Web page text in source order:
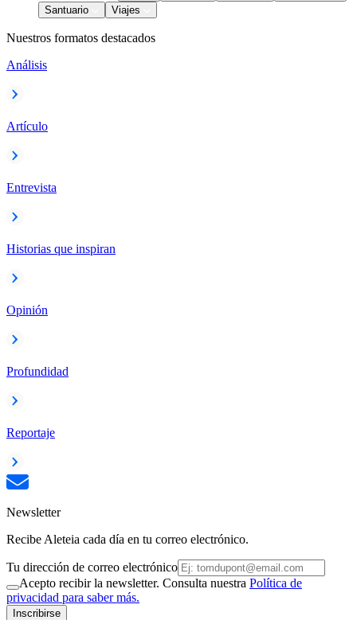
Santuario
Viajes
Nuestros formatos destacados
Análisis
Artículo
Entrevista
Historias que inspiran
Opinión
Profundidad
Reportaje
Newsletter
Recibe Aleteia cada día en tu correo electrónico.
Tu dirección de correo electrónico
Acepto recibir la newsletter. Consulta nuestra Política de
privacidad para saber más.
Inscribirse